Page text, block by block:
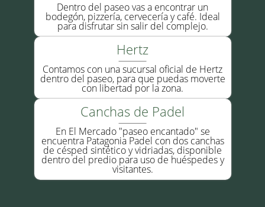
Dentro del paseo vas a encontrar un
bodegón, pizzería, cervecería y café. Ideal
para disfrutar sin salir del complejo.
Hertz
Contamos con una sucursal oficial de Hertz
dentro del paseo, para que puedas moverte
con libertad por la zona.
Canchas de Padel
En El Mercado "paseo encantado" se
encuentra Patagonia Padel con dos canchas
de césped sintético y vidriadas, disponible
dentro del predio para uso de huéspedes y
visitantes.